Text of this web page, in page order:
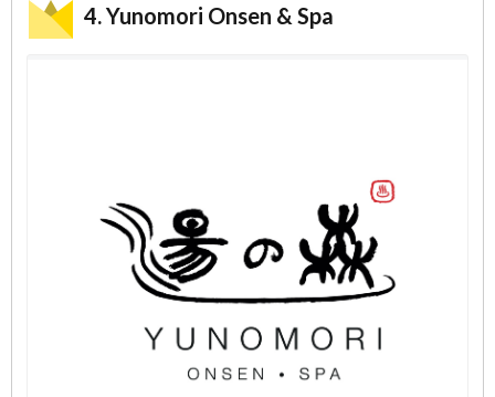
4. Yunomori Onsen & Spa